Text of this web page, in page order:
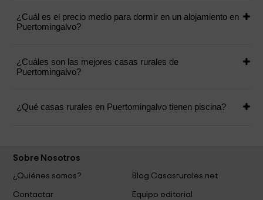
¿Cuál es el precio medio para dormir en un alojamiento en
Puertomingalvo?
¿Cuáles son las mejores casas rurales de
Puertomingalvo?
¿Qué casas rurales en Puertomingalvo tienen piscina?
Sobre Nosotros
¿Quiénes somos?
Blog Casasrurales.net
Contactar
Equipo editorial